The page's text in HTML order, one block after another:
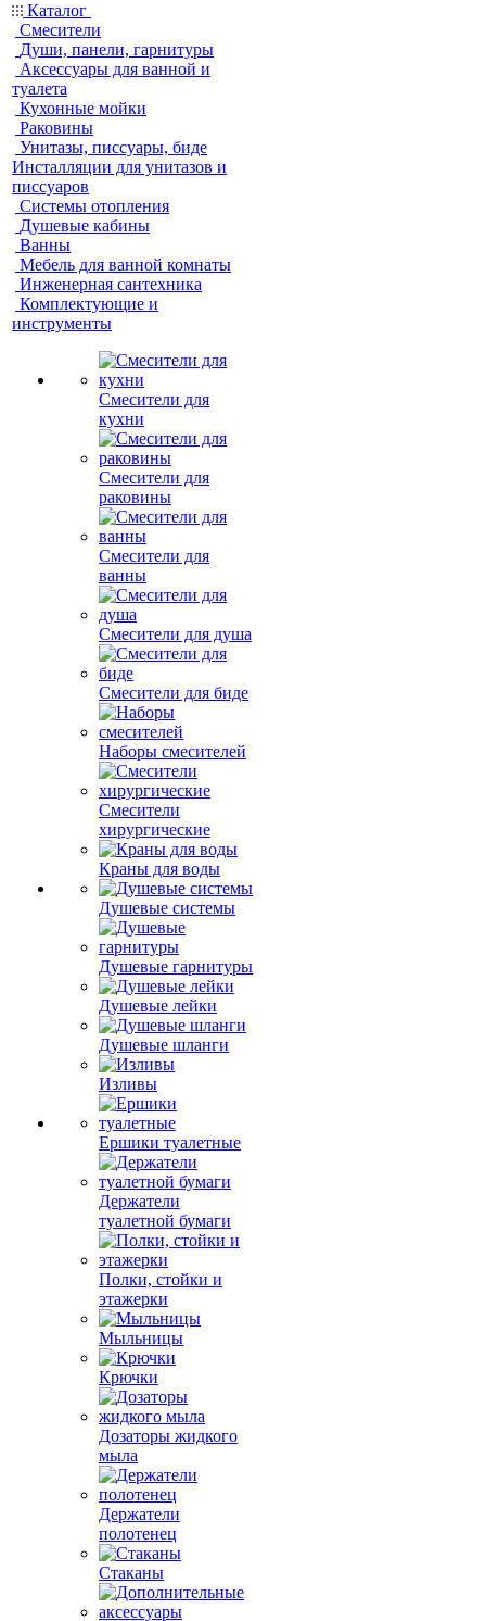
Каталог
Смесители
Души, панели, гарнитуры
Аксессуары для ванной и
туалета
Кухонные мойки
Раковины
Унитазы, писсуары, биде
Инсталляции для унитазов и
писсуаров
Системы отопления
Душевые кабины
Ванны
Мебель для ванной комнаты
Инженерная сантехника
Комплектующие и
инструменты
Смесители для
кухни
Смесители для
раковины
Смесители для
ванны
Смесители для душа
Смесители для биде
Наборы смесителей
Смесители
хирургические
Краны для воды
Душевые системы
Душевые гарнитуры
Душевые лейки
Душевые шланги
Изливы
Ершики туалетные
Держатели
туалетной бумаги
Полки, стойки и
этажерки
Мыльницы
Крючки
Дозаторы жидкого
мыла
Держатели
полотенец
Стаканы